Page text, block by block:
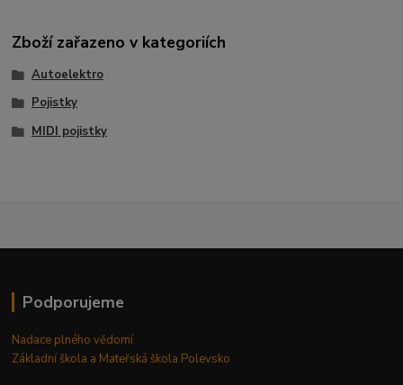
Zboží zařazeno v kategoriích
Autoelektro
Pojistky
MIDI pojistky
Podporujeme
Nadace plného vědomí
Základní škola a Mateřská škola Polevsko